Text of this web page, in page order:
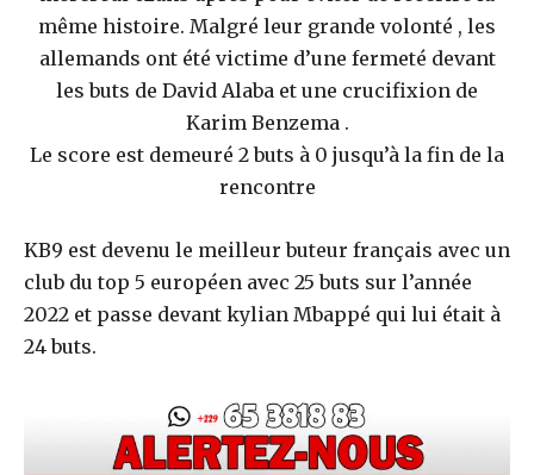
même histoire. Malgré leur grande volonté , les
allemands ont été victime d’une fermeté devant
les buts de David Alaba et une crucifixion de
Karim Benzema .
Le score est demeuré 2 buts à 0 jusqu’à la fin de la
rencontre
KB9 est devenu le meilleur buteur français avec un
club du top 5 européen avec 25 buts sur l’année
2022 et passe devant kylian Mbappé qui lui était à
24 buts.